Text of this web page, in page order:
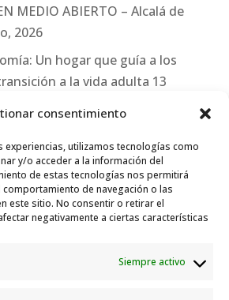
consentimiento
experiencias, utilizamos tecnologías como
y/o acceder a la información del
de estas tecnologías nos permitirá
de navegación o las
este sitio. No consentir o retirar el
negativamente a ciertas características
Siempre activo
MEDIO ABIERTO – Alcalá de
2026
Un hogar que guía a los
a la vida adulta 13
Acciones de empleo en el
de Acogida de Protección
julio, 2026